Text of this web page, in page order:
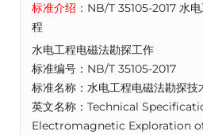
标准介绍： NB/T 35105-2017 水
程
水电工程电磁法勘探工作
标准编号：NB/T 35105-2017
标准名称：水电工程电磁法勘探技
英文名称：Technical
Electromagnetic Exploration